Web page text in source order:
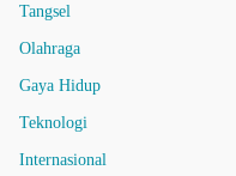
Tangsel
Olahraga
Gaya Hidup
Teknologi
Internasional